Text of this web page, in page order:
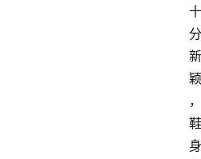
十
分
新
颖
，
鞋
身